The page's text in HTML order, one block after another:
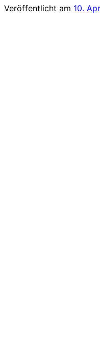
Veröffentlicht am 10.